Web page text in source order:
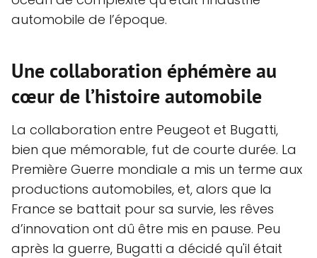
automobile de l’époque.
Une collaboration éphémère au
cœur de l’histoire automobile
La collaboration entre Peugeot et Bugatti,
bien que mémorable, fut de courte durée. La
Première Guerre mondiale a mis un terme aux
productions automobiles, et, alors que la
France se battait pour sa survie, les rêves
d’innovation ont dû être mis en pause. Peu
après la guerre, Bugatti a décidé qu'il était